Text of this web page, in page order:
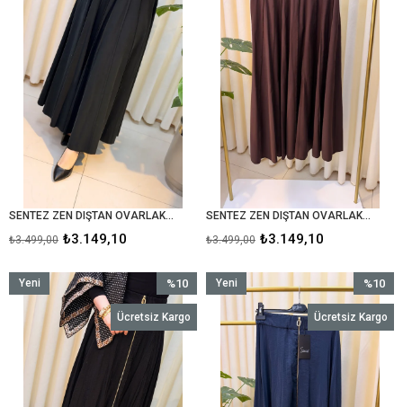
SENTEZ ZEN DIŞTAN OVARLAKLI PARÇALI ETEK 5495 SİYAH
₺3.149,10
₺3.499,00
SENTEZ ZEN DIŞTAN OVARLAKLI PARÇALI ETEK 5495 KAHVE
₺3.149,10
₺3.499,00
%10
İndirim
%10İndirim
Ücretsiz Kargo
Yeni
%10
İndirim
Ücretsiz Kargo
Yeni